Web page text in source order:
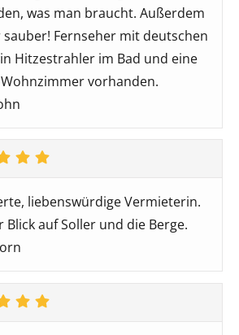
was man braucht. Außerdem
sauber! Fernseher mit deutschen
Hitzestrahler im Bad und eine
vorhanden.
liebenswürdige Vermieterin.
auf Soller und die Berge.